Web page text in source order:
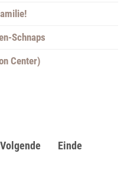
Schnaps
Center)
Volgende Einde